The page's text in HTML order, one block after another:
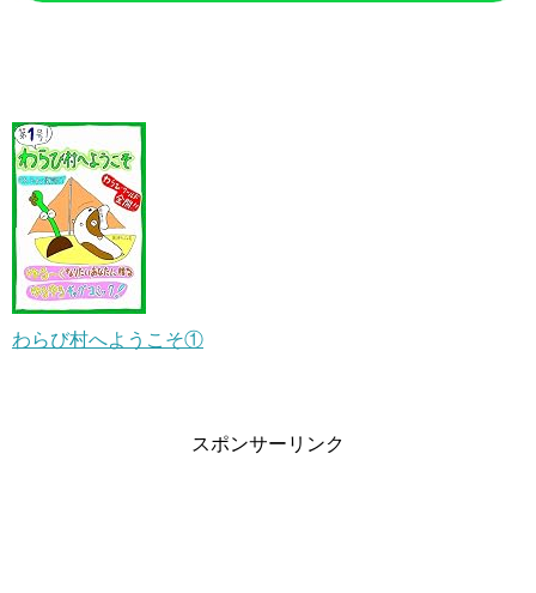
わらび村へようこそ①
スポンサーリンク